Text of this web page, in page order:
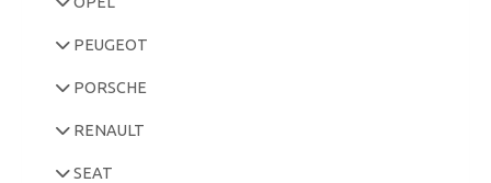
PEUGEOT
PORSCHE
RENAULT
SEAT